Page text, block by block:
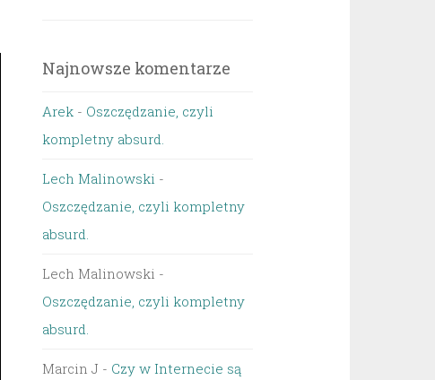
Najnowsze komentarze
Arek - Oszczędzanie, czyli
kompletny absurd.
Lech Malinowski -
Oszczędzanie, czyli kompletny
absurd.
Lech Malinowski -
Oszczędzanie, czyli kompletny
absurd.
Marcin J - Czy w Internecie są